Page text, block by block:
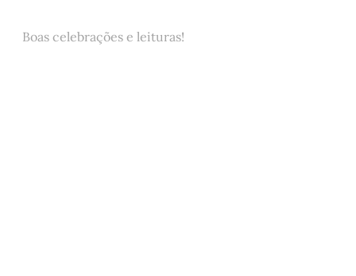
Boas celebrações e leituras!